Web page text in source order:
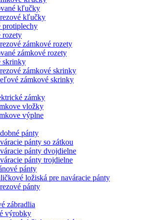
kľučky
kľučky
protiplechy
rozety
zámkové rozety
zámkové rozety
skrinky
zámkové skrinky
zámkové skrinky
zámky
vložky
výplne
pánty
pánty so zátkou
pánty dvojdielne
pánty trojdielne
pánty
ložiská pre naváracie pánty
pánty
zábradlia
výrobky